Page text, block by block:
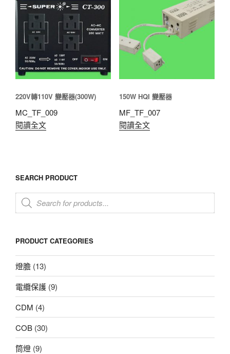
220V轉110V 變壓器(300W)
MC_TF_009
閱讀全文
150W HQI 變壓器
MF_TF_007
閱讀全文
SEARCH PRODUCT
Products
search
PRODUCT CATEGORIES
燈膽 (13)
電纜保護 (9)
CDM (4)
COB (30)
筒燈 (9)